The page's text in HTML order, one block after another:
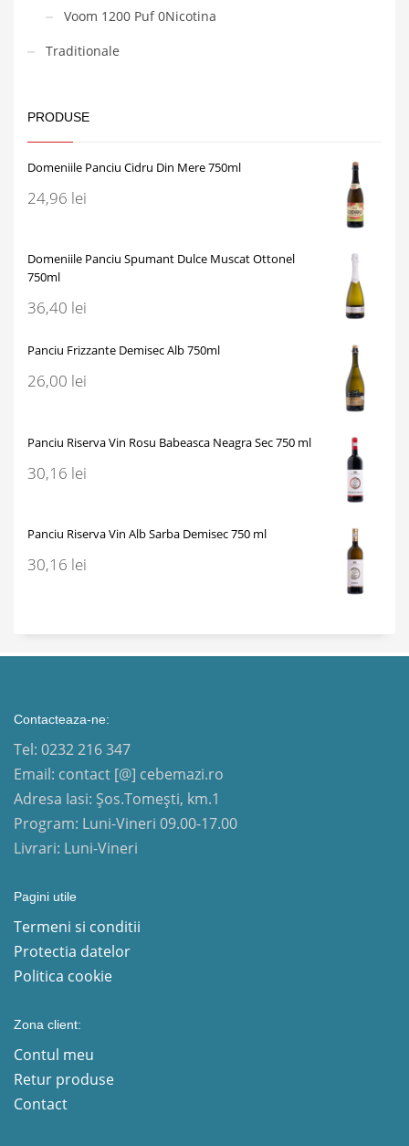
Voom 1200 Puf 0Nicotina
Traditionale
PRODUSE
Domeniile Panciu Cidru Din Mere 750ml
24,96 lei
Domeniile Panciu Spumant Dulce Muscat Ottonel
750ml
36,40 lei
Panciu Frizzante Demisec Alb 750ml
26,00 lei
Panciu Riserva Vin Rosu Babeasca Neagra Sec 750 ml
30,16 lei
Panciu Riserva Vin Alb Sarba Demisec 750 ml
30,16 lei
Contacteaza-ne:
Tel: 0232 216 347
Email: contact [@] cebemazi.ro
Adresa Iasi: Șos.Tomești, km.1
Program: Luni-Vineri 09.00-17.00
Livrari: Luni-Vineri
Pagini utile
Termeni si conditii
Protectia datelor
Politica cookie
Zona client:
Contul meu
Retur produse
Contact